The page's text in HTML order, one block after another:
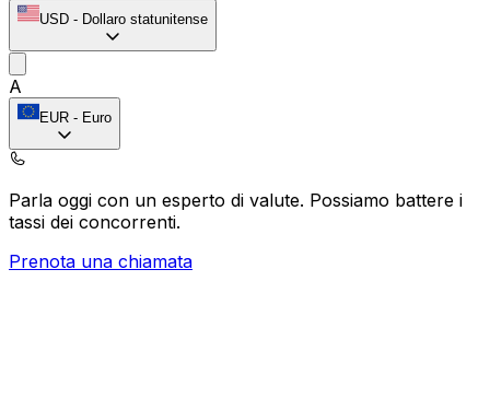
USD - Dollaro statunitense
A
EUR - Euro
Parla oggi con un esperto di valute. Possiamo battere i
tassi dei concorrenti.
Prenota una chiamata